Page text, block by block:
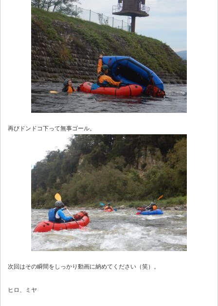
再びドンドコ下って無事ゴール。
次回はその瞬間をしっかり動画に納めてください（笑）。
ヒロ、ミヤ